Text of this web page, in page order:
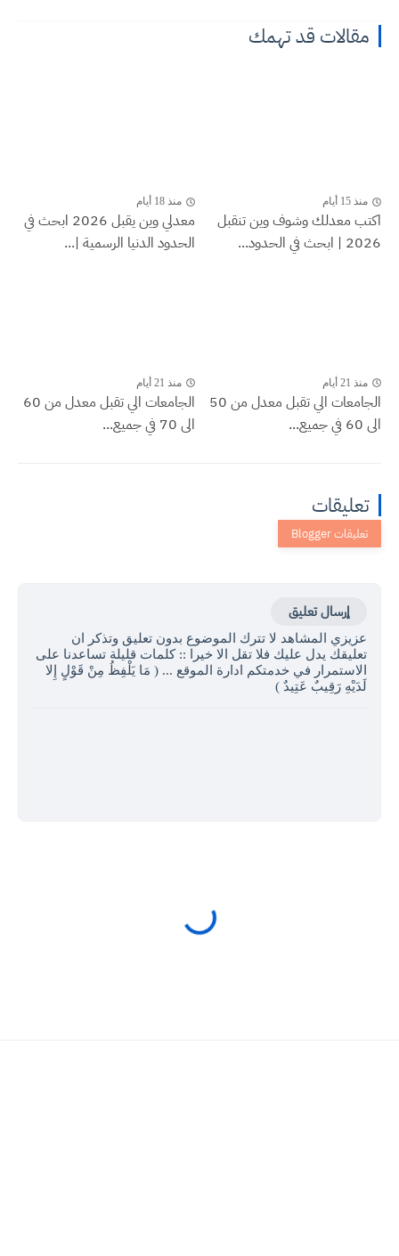
مقالات قد تهمك
منذ 15 أيام
اكتب معدلك وشوف وين تنقبل
2026 | ابحث في الحدود...
منذ 18 أيام
معدلي وين يقبل 2026 ابحث في
الحدود الدنيا الرسمية |...
منذ 21 أيام
الجامعات الي تقبل معدل من 50
الى 60 في جميع...
منذ 21 أيام
الجامعات الي تقبل معدل من 60
الى 70 في جميع...
تعليقات
إرسال تعليق
عزيزي المشاهد لا تترك الموضوع بدون تعليق وتذكر ان
تعليقك يدل عليك فلا تقل الا خيرا :: كلمات قليلة تساعدنا على
الاستمرار في خدمتكم ادارة الموقع ... ( مَا يَلْفِظُ مِنْ قَوْلٍ إِلا
لَدَيْهِ رَقِيبٌ عَتِيدٌ )